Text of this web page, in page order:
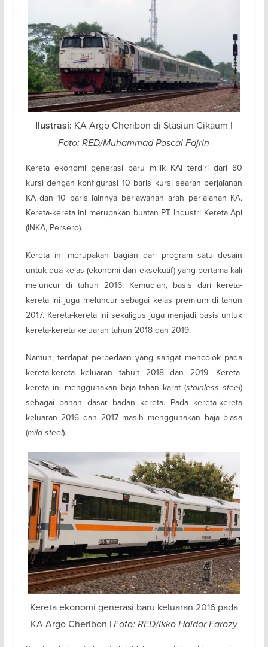
Ilustrasi: KA Argo Cheribon di Stasiun Cikaum |
Foto: RED/Muhammad Pascal Fajrin
Kereta ekonomi generasi baru milik KAI terdiri dari 80
kursi dengan konfigurasi 10 baris kursi searah perjalanan
KA dan 10 baris lainnya berlawanan arah perjalanan KA.
Kereta-kereta ini merupakan buatan PT Industri Kereta Api
(INKA, Persero).
Kereta ini merupakan bagian dari program satu desain
untuk dua kelas (ekonomi dan eksekutif) yang pertama kali
meluncur di tahun 2016. Kemudian, basis dari kereta-
kereta ini juga meluncur sebagai kelas premium di tahun
2017. Kereta-kereta ini sekaligus juga menjadi basis untuk
kereta-kereta keluaran tahun 2018 dan 2019.
Namun, terdapat perbedaan yang sangat mencolok pada
kereta-kereta keluaran tahun 2018 dan 2019. Kereta-
kereta ini menggunakan baja tahan karat (stainless steel)
sebagai bahan dasar badan kereta. Pada kereta-kereta
keluaran 2016 dan 2017 masih menggunakan baja biasa
(mild steel).
Kereta ekonomi generasi baru keluaran 2016 pada
KA Argo Cheribon | Foto: RED/Ikko Haidar Farozy